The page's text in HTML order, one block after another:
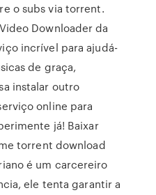
o subs via torrent.
Downloader da
incrível para ajudá-
de graça,
instalar outro
online para
já! Baixar
torrent download
é um carcereiro
ele tenta garantir a